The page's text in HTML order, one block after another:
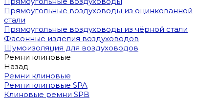
Прямоугольные воздуховоды из оцинкованной
стали
Прямоугольные воздуховоды из чёрной стали
Фасонные изделия воздуховодов
Шумоизоляция для воздуховодов
Ремни клиновые
Назад
Ремни клиновые
Ремни клиновые SPA
Клиновые ремни SPB